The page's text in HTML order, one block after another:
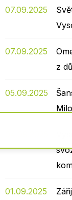
07.09.2025
07.09.2025
z
05.09.2025
01.09.2025